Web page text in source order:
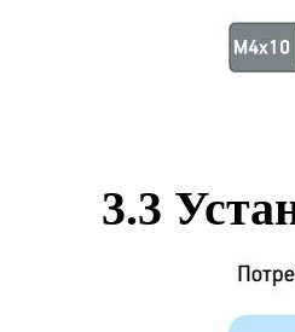
3.3